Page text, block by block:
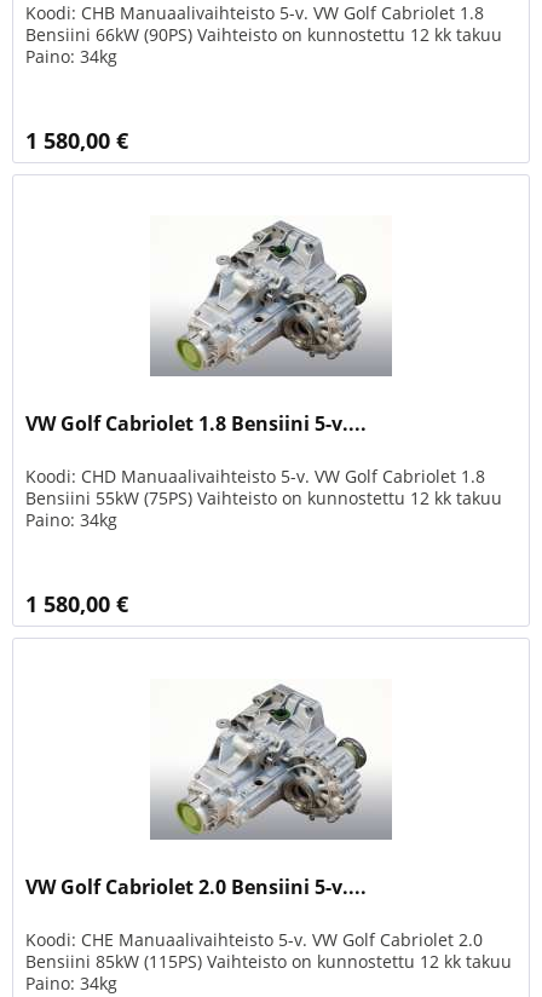
Koodi: CHB Manuaalivaihteisto 5-v. VW Golf Cabriolet 1.8
Bensiini 66kW (90PS) Vaihteisto on kunnostettu 12 kk takuu
Paino: 34kg
1 580,00 €
VW Golf Cabriolet 1.8 Bensiini 5-v....
Koodi: CHD Manuaalivaihteisto 5-v. VW Golf Cabriolet 1.8
Bensiini 55kW (75PS) Vaihteisto on kunnostettu 12 kk takuu
Paino: 34kg
1 580,00 €
VW Golf Cabriolet 2.0 Bensiini 5-v....
Koodi: CHE Manuaalivaihteisto 5-v. VW Golf Cabriolet 2.0
Bensiini 85kW (115PS) Vaihteisto on kunnostettu 12 kk takuu
Paino: 34kg